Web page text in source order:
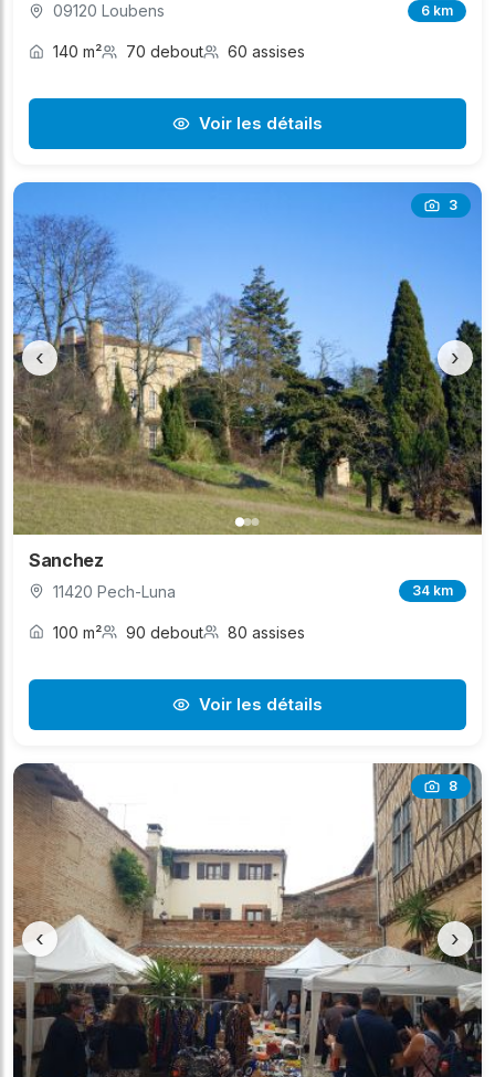
09120 Loubens 6 km
140 m² 70 debout 60 assises
Voir les détails
3
‹ ›
Sanchez
11420 Pech-Luna 34 km
100 m² 90 debout 80 assises
Voir les détails
8
‹ ›